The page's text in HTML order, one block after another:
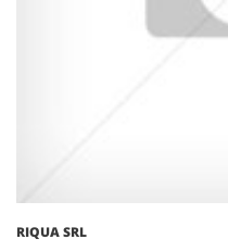
RIQUA SRL